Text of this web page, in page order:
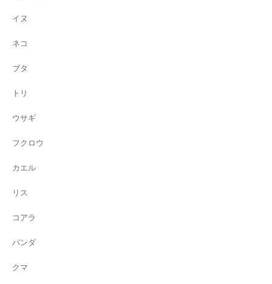
イヌ
ネコ
ブタ
トリ
ウサギ
フクロウ
カエル
リス
コアラ
パンダ
クマ